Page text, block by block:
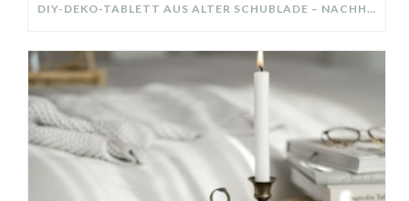
DIY-DEKO-TABLETT AUS ALTER SCHUBLADE – NACHHALTIGE HERBSTDEKO SELBER MACHEN!